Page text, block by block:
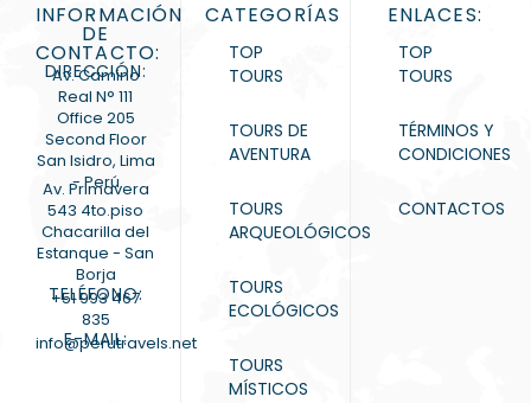
INFORMACIÓN
DE
CONTACTO:
DIRECCIÓN:
Av. Camino
Real N° 111
Office 205
Second Floor
San Isidro, Lima
- Perú
Av. Primavera
543 4to.piso
Chacarilla del
Estanque - San
Borja
TELÉFONO:
+51 993 467
835
E-MAIL:
info@perutravels.net
CATEGORÍAS
TOP
TOURS
TOURS DE
AVENTURA
TOURS
ARQUEOLÓGICOS
TOURS
ECOLÓGICOS
TOURS
MÍSTICOS
ENLACES:
TOP
TOURS
TÉRMINOS Y
CONDICIONES
CONTACTOS